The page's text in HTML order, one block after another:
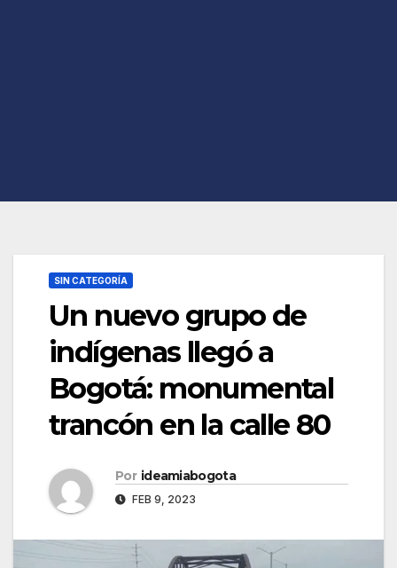
SIN CATEGORÍA
Un nuevo grupo de
indígenas llegó a
Bogotá: monumental
trancón en la calle 80
Por ideamiabogota
FEB 9, 2023